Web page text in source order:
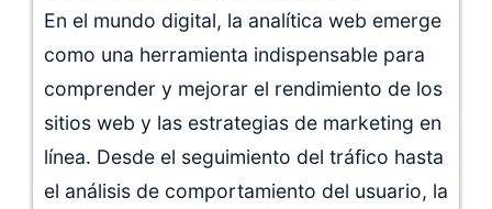
En el mundo digital, la analítica web emerge
como una herramienta indispensable para
comprender y mejorar el rendimiento de los
sitios web y las estrategias de marketing en
línea. Desde el seguimiento del tráfico hasta
el análisis de comportamiento del usuario, la